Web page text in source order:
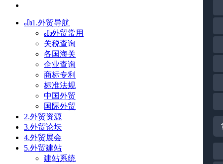
1.外贸导航
外贸常用
关税查询
各国海关
企业查询
商标专利
标准法规
中国外贸
国际外贸
2.外贸资源
3.外贸论坛
4.外贸展会
5.外贸建站
建站系统